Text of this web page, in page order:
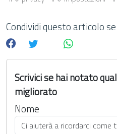
Condividi questo articolo
Scrivici se hai notato
migliorato
Nome